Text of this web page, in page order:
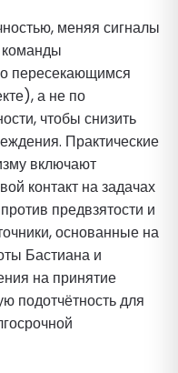
меняя сигналы
команды
пересекающимся
а не по
чтобы снизить
Практические
включают
контакт на задачах
предвзятости и
основанные на
Бастиана и
на принятие
подотчётность для